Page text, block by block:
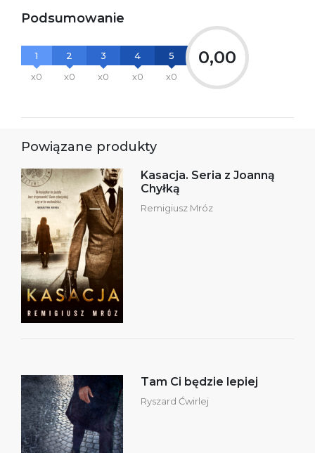
Podsumowanie
1
x0
2
x0
3
x0
4
x0
5
x0
0,00
Powiązane produkty
Kasacja. Seria z Joanną
Chyłką
Remigiusz Mróz
Tam Ci będzie lepiej
Ryszard Ćwirlej